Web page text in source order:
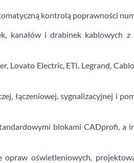
kontrolą poprawności
kanałów i drabinek kablowych z
Lovato Electric, ETI, Legrand,
łączeniowej, sygnalizacyjnej i
blokami CADprofi, a
opraw oświetleniowych,